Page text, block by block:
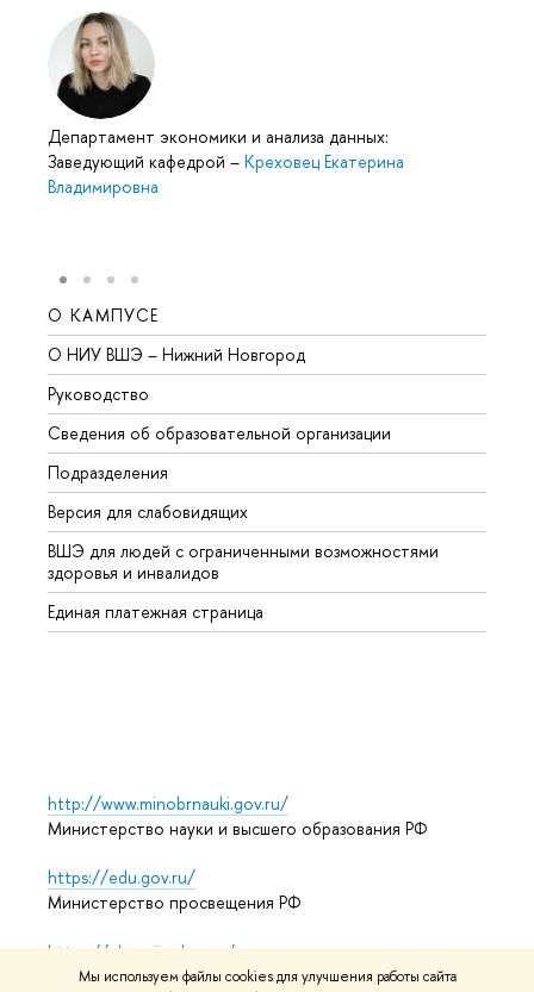
Мы используем файлы cookies для улучшения работы сайта
Департамент экономики и анализа данных:
Заведующий кафедрой – Креховец Екатерина
Владимировна
О КАМПУСЕ
О НИУ ВШЭ – Нижний Новгород
Руководство
Сведения об образовательной организации
Подразделения
Версия для слабовидящих
ВШЭ для людей с ограниченными возможностями
здоровья и инвалидов
Единая платежная страница
http://www.minobrnauki.gov.ru/
Министерство науки и высшего образования РФ
https://edu.gov.ru/
Министерство просвещения РФ
https://elearning.hse.ru/mooc
Массовые открытые онлайн-курсы